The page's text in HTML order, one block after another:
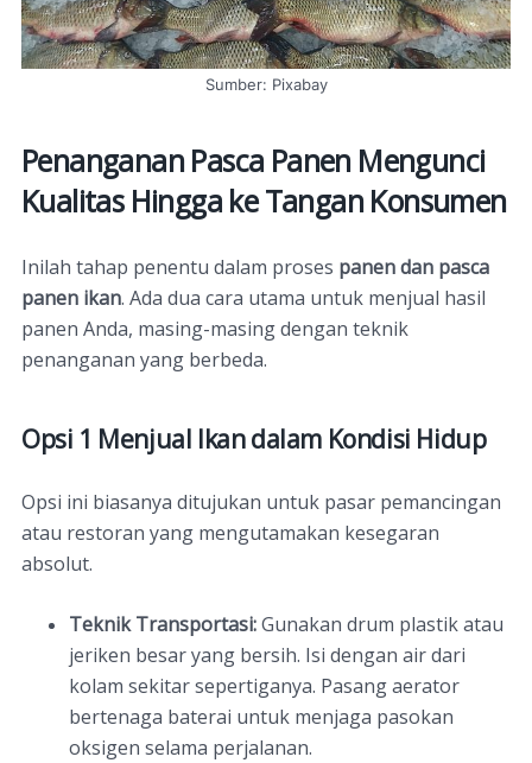
Sumber: Pixabay
Penanganan Pasca Panen Mengunci
Kualitas Hingga ke Tangan Konsumen
Inilah tahap penentu dalam proses panen dan pasca
panen ikan. Ada dua cara utama untuk menjual hasil
panen Anda, masing-masing dengan teknik
penanganan yang berbeda.
Opsi 1 Menjual Ikan dalam Kondisi Hidup
Opsi ini biasanya ditujukan untuk pasar pemancingan
atau restoran yang mengutamakan kesegaran
absolut.
Teknik Transportasi:Gunakan drum plastik atau
jeriken besar yang bersih. Isi dengan air dari
kolam sekitar sepertiganya. Pasang aerator
bertenaga baterai untuk menjaga pasokan
oksigen selama perjalanan.